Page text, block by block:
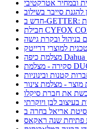
ובמחיר אטרקטיבי
בניהול ובקרת גישה
למוצרי דרייטק
קטנות ובינוניות
את חברת סיקלו
לבן ויוקרתי
פתיחת שנה ראקאס